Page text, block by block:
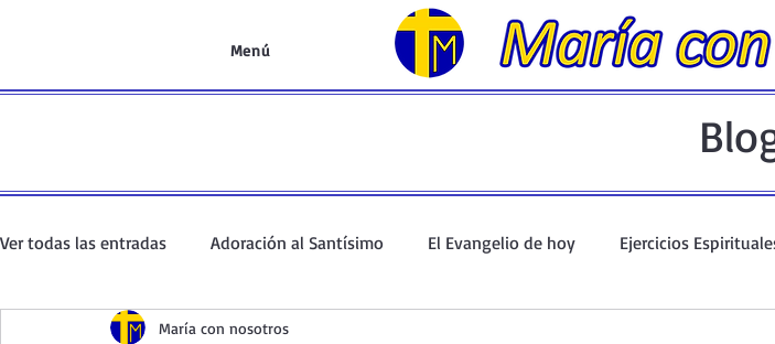
Menú
Ver todas las entradas Adoración al Santísimo El Evangelio de hoy Ejercicios
Oración de la mañana El Evangelio en un minuto
María con nosotros